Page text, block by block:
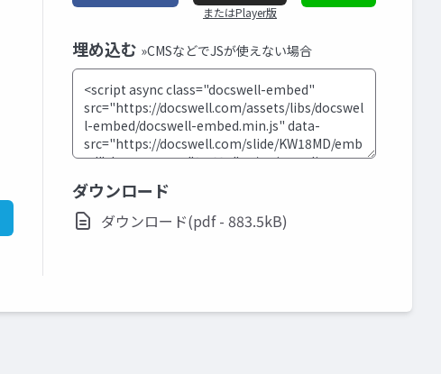
またはPlayer版
埋め込む »CMSなどでJSが使えない場合
ダウンロード
ダウンロード(pdf - 883.5kB)